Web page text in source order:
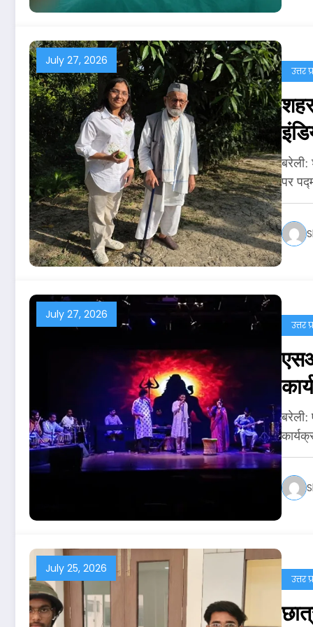
July 27, 2026
उत्तर
बरेली:
पर
July 27, 2026
उत्तर
बरेली:
July 25, 2026
उत्तर